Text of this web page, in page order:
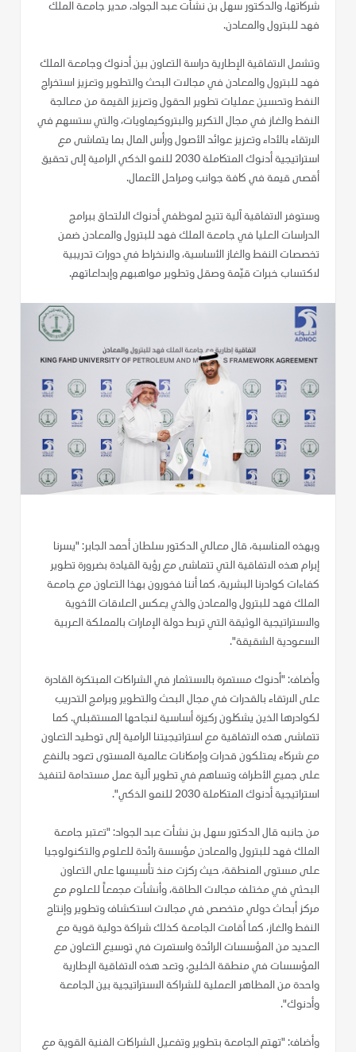
شركاتها، والدكتور سهل بن نشأت عبد الجواد، مدير جامعة الملك
فهد للبترول والمعادن.
وتشمل الاتفاقية الإطارية دراسة التعاون بين أدنوك وجامعة الملك
فهد للبترول والمعادن في مجالات البحث والتطوير وتعزيز استخراج
النفط وتحسين عمليات تطوير الحقول وتعزيز القيمة من معالجة
النفط والغاز في مجال التكرير والبتروكيماويات، والتي ستسهم في
الارتقاء بالأداء وتعزيز عوائد الأصول ورأس المال بما يتماشى مع
استراتيجية أدنوك المتكاملة 2030 للنمو الذكي الرامية إلى تحقيق
أقصى قيمة في كافة جوانب ومراحل الأعمال.
وستوفر الاتفاقية آلية تتيح لموظفي أدنوك الالتحاق ببرامج
الدراسات العليا في جامعة الملك فهد للبترول والمعادن ضمن
تخصصات النفط والغاز الأساسية، والانخراط في دورات تدريبية
لاكتساب خبرات قيّمة وصقل وتطوير مواهبهم وإبداعاتهم.
وبهذه المناسبة، قال معالي الدكتور سلطان أحمد الجابر: "يسرنا
إبرام هذه الاتفاقية التي تتماشى مع رؤية القيادة بضرورة تطوير
كفاءات كوادرنا البشرية، كما أننا فخورون بهذا التعاون مع جامعة
الملك فهد للبترول والمعادن والذي يعكس العلاقات الأخوية
والاستراتيجية الوثيقة التي تربط دولة الإمارات بالمملكة العربية
السعودية الشقيقة".
وأضاف: "أدنوك مستمرة بالاستثمار في الشراكات المبتكرة القادرة
على الارتقاء بالقدرات في مجال البحث والتطوير وبرامج التدريب
لكوادرها الذين يشكلون ركيزة أساسية لنجاحها المستقبلي. كما
تتماشى هذه الاتفاقية مع استراتيجيتنا الرامية إلى توطيد التعاون
مع شركاء يمتلكون قدرات وإمكانات عالمية المستوى تعود بالنفع
على جميع الأطراف وتساهم في تطوير آلية عمل مستدامة لتنفيذ
استراتيجية أدنوك المتكاملة 2030 للنمو الذكي".
من جانبه قال الدكتور سهل بن نشأت عبد الجواد: "تعتبر جامعة
الملك فهد للبترول والمعادن مؤسسة رائدة للعلوم والتكنولوجيا
على مستوى المنطقة، حيث ركزت منذ تأسيسها على التعاون
البحثي في مختلف مجالات الطاقة، وأنشأت مجمعاً للعلوم مع
مركز أبحاث دولي متخصص في مجالات استكشاف وتطوير وإنتاج
النفط والغاز، كما أقامت الجامعة كذلك شراكة دولية قوية مع
العديد من المؤسسات الرائدة واستمرت في توسيع التعاون مع
المؤسسات في منطقة الخليج، وتعد هذه الاتفاقية الإطارية
واحدة من المظاهر العملية للشراكة الاستراتيجية بين الجامعة
وأدنوك".
وأضاف: "تهتم الجامعة بتطوير وتفعيل الشراكات الفنية القوية مع